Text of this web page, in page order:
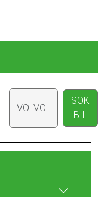
SÖK
BIL